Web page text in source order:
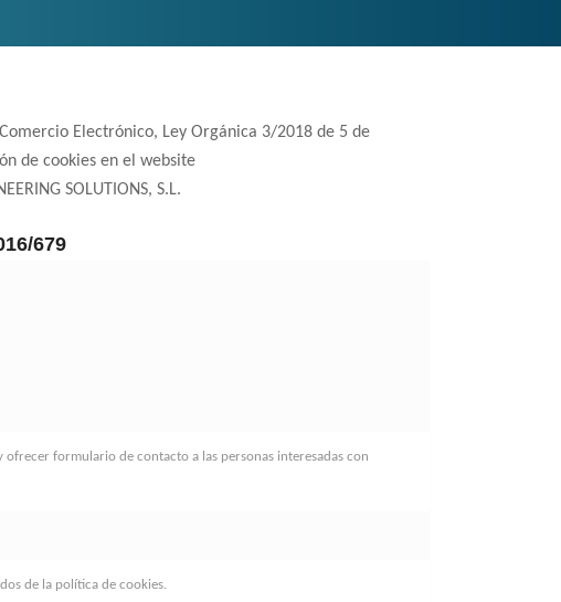
Electrónico, Ley Orgánica 3/2018 de 5 de
de cookies en el website
SOLUTIONS, S.L.
679
formulario de contacto a las personas interesadas con
de la política de cookies.